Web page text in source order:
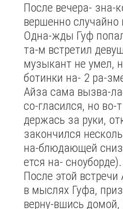
После вечера- зна-
вершенно
Одна-жды Гуф
та-м встретил
музыкант не умел,
ботинки на- 2 ра-
Айза сама вызва-
со-гласился, но во-
держась за руки,
закончился
на-блюдающей
ется на- сноуборде).
После этой
в мыслях Гуфа,
верну-вшись